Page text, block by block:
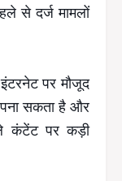
से दर्ज मामलों
पर मौजूद
सकता है और
कंटेंट पर कड़ी